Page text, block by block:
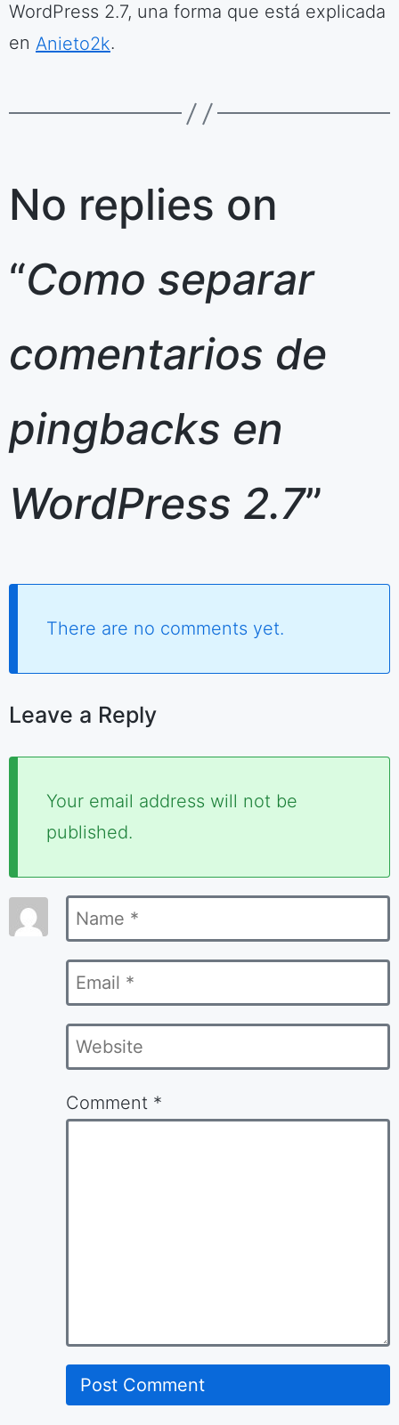
WordPress 2.7, una forma que está explicada
en Anieto2k.
No replies on
“Como separar
comentarios de
pingbacks en
WordPress 2.7”
There are no comments yet.
Leave a Reply
Your email address will not be
published.
Required
marked
Name
*
Email
*
Website
Comment *